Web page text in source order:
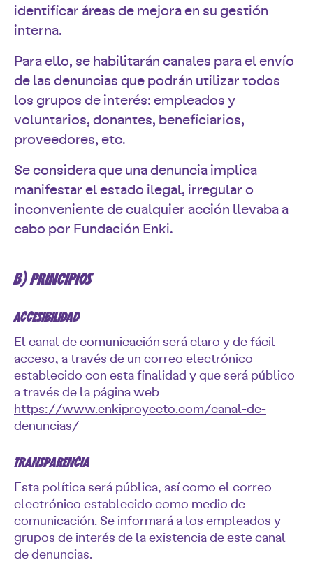
identificar áreas de mejora en su gestión
interna.
Para ello, se habilitarán canales para el envío
de las denuncias que podrán utilizar todos
los grupos de interés: empleados y
voluntarios, donantes, beneficiarios,
proveedores, etc.
Se considera que una denuncia implica
manifestar el estado ilegal, irregular o
inconveniente de cualquier acción llevaba a
cabo por Fundación Enki.
B) PRINCIPIOS
ACCESIBILIDAD
El canal de comunicación será claro y de fácil
acceso, a través de un correo electrónico
establecido con esta finalidad y que será público
a través de la página web
https://www.enkiproyecto.com/canal-de-
denuncias/
TRANSPARENCIA
Esta política será pública, así como el correo
electrónico establecido como medio de
comunicación. Se informará a los empleados y
grupos de interés de la existencia de este canal
de denuncias.